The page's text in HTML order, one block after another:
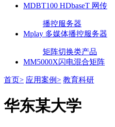
MDBT100 HDbaseT 网传
播控服务器
Mplay 多媒体播控服务器
矩阵切换类产品
MM5000X闪电混合矩阵
首页> 应用案例> 教育科研
华东某大学